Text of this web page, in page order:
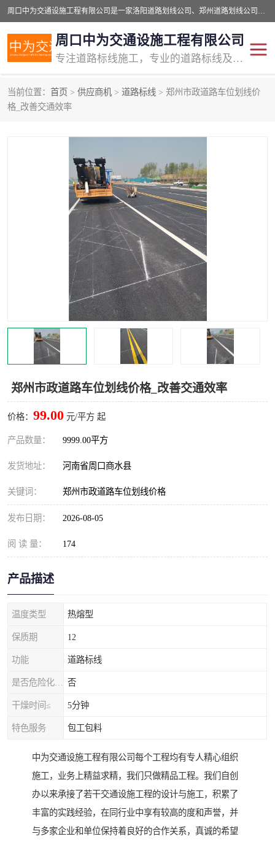
周口中为交通设施工程有限公司是一家洛阳道路划线公司、郑州道路划线公司、平顶山道路车位划线公司、开封车位划线公司、许昌道路车位划线公司、漯河道路车位划线公司，公司始终坚持“诚信、匠心、专注”的宗旨；我们的经营理念是：的服务。
周口中为交通设施工程有限公司
专注道路标线施工，专业的道路标线及交通设施施工服务商!
当前位置： 首页 > 供应商机 > 道路标线 > 郑州市政道路车位划线价
格_改善交通效率
郑州市政道路车位划线价格_改善交通效率
价格： 99.00 元/平方 起
产品数量： 9999.00平方
发货地址： 河南省周口商水县
关键词： 郑州市政道路车位划线价格
发布日期： 2026-08-05
阅 读 量： 174
产品描述
温度类型 热熔型
保质期 12
功能 道路标线
否
干燥时间≤ 5分钟
特色服务 包工包料
中为交通设施工程有限公司每个工程均有专人精心组织
施工，业务上精益求精，我们只做精品工程。我们自创
办以来承接了若干交通设施工程的设计与施工，积累了
丰富的实践经验，在同行业中享有较高的度和声誉，并
与多家企业和单位保持着良好的合作关系，真诚的希望
交通道路标线
道路标线划线 马路标线
道路划线